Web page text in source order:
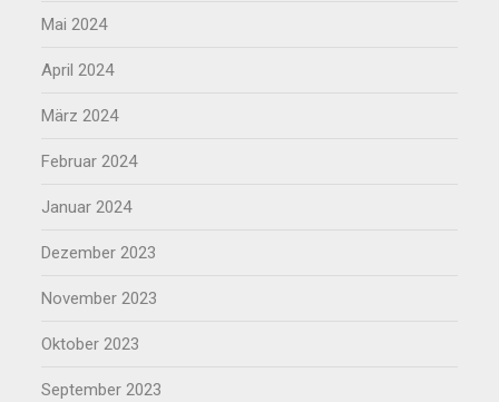
Mai 2024
April 2024
März 2024
Februar 2024
Januar 2024
Dezember 2023
November 2023
Oktober 2023
September 2023